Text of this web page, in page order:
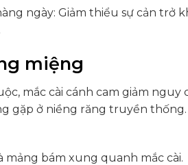
ngày: Giảm thiểu sự cản trở
miệng
mắc cài cánh cam giảm
gặp ở niềng răng truyền thống.
mảng bám xung quanh mắc cài.